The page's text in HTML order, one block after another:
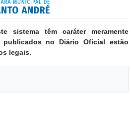
sistema têm caráter meramente
publicados no Diário Oficial estão
legais.